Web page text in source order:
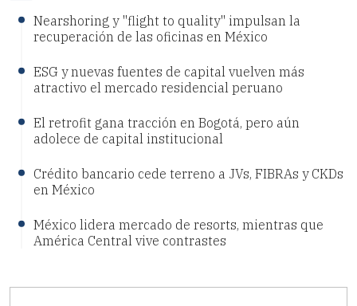
Nearshoring y "flight to quality" impulsan la
recuperación de las oficinas en México
ESG y nuevas fuentes de capital vuelven más
atractivo el mercado residencial peruano
El retrofit gana tracción en Bogotá, pero aún
adolece de capital institucional
Crédito bancario cede terreno a JVs, FIBRAs y CKDs
en México
México lidera mercado de resorts, mientras que
América Central vive contrastes